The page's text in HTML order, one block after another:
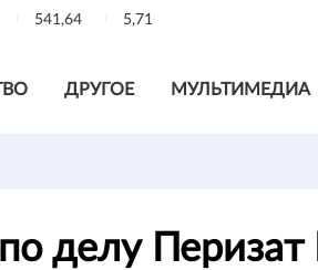
541,64 5,71
ДРУГОЕ МУЛЬТИМЕДИА
делу Перизат